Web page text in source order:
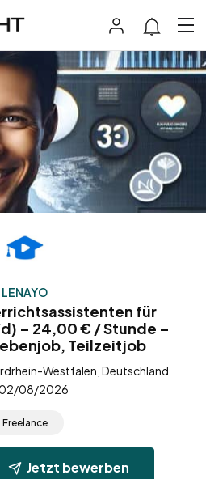
LENAYO
für
– 24,00 € / Stunde –
Teilzeitjob
Westfalen, Deutschland
08/2026
Freelance
Jetzt bewerben